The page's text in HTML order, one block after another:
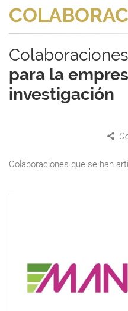
para la
investigación
Colaboraciones que se han